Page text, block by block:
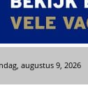
augustus 9, 2026